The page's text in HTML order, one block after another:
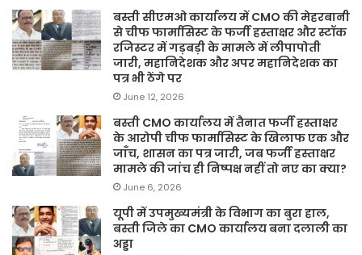
बस्ती सीएमओ कार्यालय में CMO की मेहरबानी
से चीफ फार्मासिस्ट के फर्जी हस्ताक्षर और स्टॉक
रजिस्टर में गड़बड़ी के मामले में लीपापोती
जारी, महानिदेशक और अपर महानिदेशक का
पत्र भी ठेंगे पर
June 12, 2026
बस्ती CMO कार्यालय में तैनात फर्जी हस्ताक्षर
के आरोपी चीफ फार्मासिस्ट के खिलाफ एक और
जाँच, शासन का पत्र जारी, जब फर्जी हस्ताक्षर
मामले की जांच ही निष्पक्ष नहीं तो नए का क्या?
June 6, 2026
यूपी में उपमुख्यमंत्री के विभाग का बुरा हाल,
बस्ती जिले का CMO कार्यालय बना दलाली का
अड्डा